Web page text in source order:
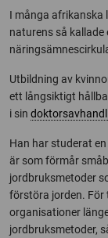
I många afrikanska
naturens så kallade
Utbildning av
ett långsiktigt
i sin
Han har studerat
är som förmår
jordbruksmetoder
förstöra jorden. För
organisationer
jordbruksmetoder,